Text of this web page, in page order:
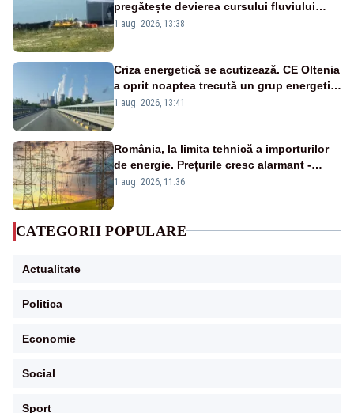
pregătește devierea cursului fluviului
către Cernavodă – VIDEO
1 aug. 2026, 13:38
Criza energetică se acutizează. CE Oltenia
a oprit noaptea trecută un grup energetic
de la Rovinari
1 aug. 2026, 13:41
România, la limita tehnică a importurilor
de energie. Prețurile cresc alarmant -
Analiză Realitatea Plus
1 aug. 2026, 11:36
CATEGORII POPULARE
Actualitate
Politica
Economie
Social
Sport